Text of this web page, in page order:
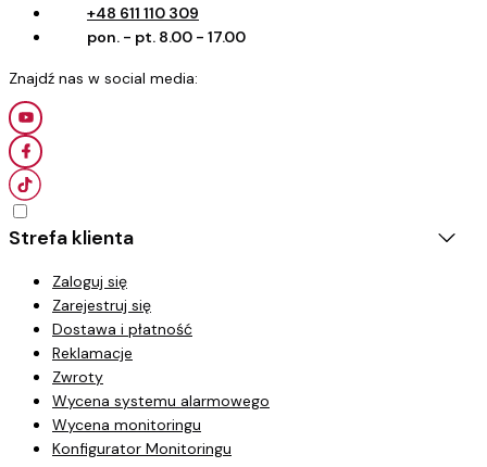
+48 611 110 309
pon. - pt. 8.00 - 17.00
Strefa klienta
Zaloguj się
Zarejestruj się
Dostawa i płatność
Reklamacje
Zwroty
Wycena systemu alarmowego
Wycena monitoringu
Konfigurator Monitoringu